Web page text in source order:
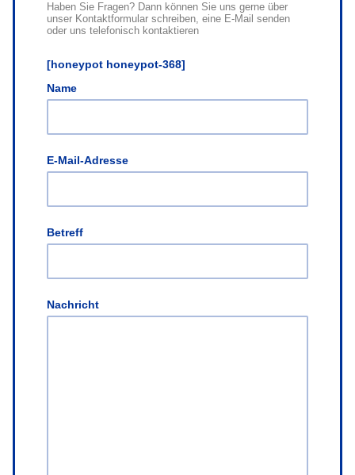
Haben Sie Fragen? Dann können Sie uns gerne über
unser Kontaktformular schreiben, eine E-Mail senden
oder uns telefonisch kontaktieren
[honeypot honeypot-368]
Name
E-Mail-Adresse
Betreff
Nachricht